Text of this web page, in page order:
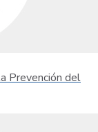
Prevención del